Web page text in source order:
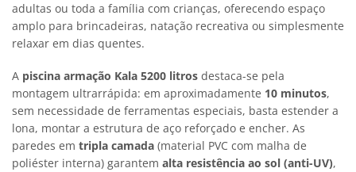
adultas ou toda a família com crianças, oferecendo espaço
amplo para brincadeiras, natação recreativa ou simplesmente
relaxar em dias quentes.
A piscina armação Kala 5200 litros destaca-se pela
montagem ultrarrápida: em aproximadamente 10 minutos,
sem necessidade de ferramentas especiais, basta estender a
lona, montar a estrutura de aço reforçado e encher. As
paredes em tripla camada (material PVC com malha de
poliéster interna) garantem alta resistência ao sol (anti-UV),